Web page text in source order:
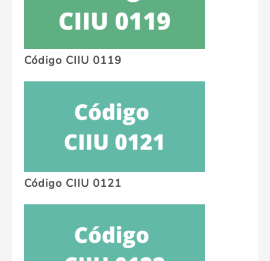
Código CIIU 0119
Código CIIU 0121